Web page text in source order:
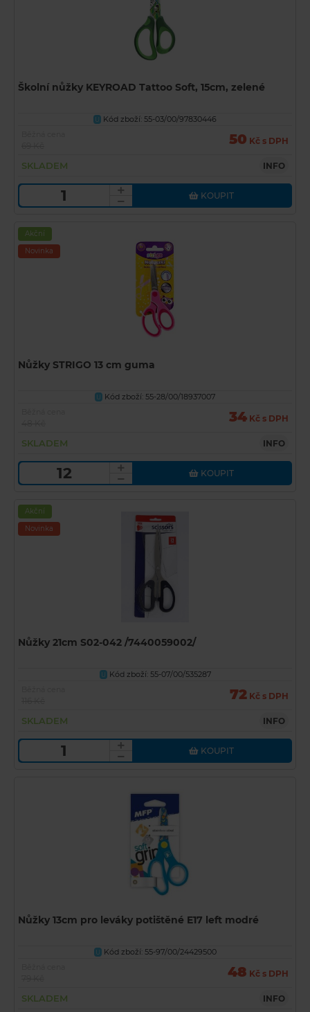
Školní nůžky KEYROAD Tattoo Soft, 15cm, zelené
U
Kód zboží: 55-03/00/97830446
50 Kč s DPH
SKLADEM INFO
KOUPIT
Akční
Novinka
Nůžky STRIGO 13 cm guma
U
Kód zboží: 55-28/00/18937007
34 Kč s DPH
SKLADEM INFO
KOUPIT
Akční
Novinka
Nůžky 21cm S02-042 /7440059002/
U Kód zboží: 55-07/00/535287
72 Kč s DPH
SKLADEM INFO
KOUPIT
Nůžky 13cm pro leváky potištěné E17 left modré
U Kód zboží: 55-97/00/24429500
48 Kč s DPH
SKLADEM INFO